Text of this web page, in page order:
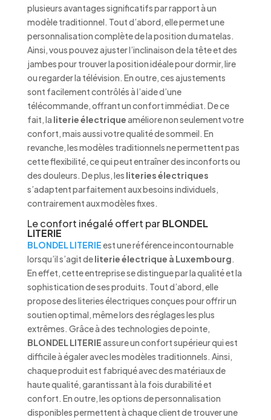
plusieurs avantages significatifs par rapport à un
modèle traditionnel. Tout d’abord, elle permet une
personnalisation complète de la position du matelas.
Ainsi, vous pouvez ajuster l’inclinaison de la tête et des
jambes pour trouver la position idéale pour dormir, lire
ou regarder la télévision. En outre, ces ajustements
sont facilement contrôlés à l’aide d’une
télécommande, offrant un confort immédiat. De ce
fait, la literie électriqueaméliore non seulement votre
confort, mais aussi votre qualité de sommeil. En
revanche, les modèles traditionnels ne permettent pas
cette flexibilité, ce qui peut entraîner des inconforts ou
des douleurs. De plus, les literies électriques
s’adaptent parfaitement aux besoins individuels,
contrairement aux modèles fixes.
Le confort inégalé offert parBLONDEL
LITERIE
BLONDEL LITERIEest une référence incontournable
lorsqu’il s’agit deliterie électrique à Luxembourg.
En effet, cette entreprise se distingue par la qualité et la
sophistication de ses produits. Tout d’abord, elle
propose des literies électriques conçues pour offrir un
soutien optimal, même lors des réglages les plus
extrêmes. Grâce à des technologies de pointe,
BLONDEL LITERIEassure un confort supérieur qui est
difficile à égaler avec les modèles traditionnels. Ainsi,
chaque produit est fabriqué avec des matériaux de
haute qualité, garantissant à la fois durabilité et
confort. En outre, les options de personnalisation
disponibles permettent à chaque client de trouver une